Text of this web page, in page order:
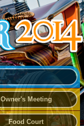
Owner's Meeting
Food Court